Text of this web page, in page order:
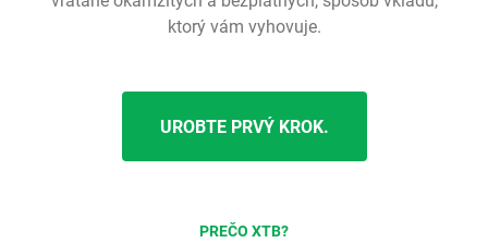
ktorý vám vyhovuje.
UROBTE PRVÝ KROK.
PREČO XTB?